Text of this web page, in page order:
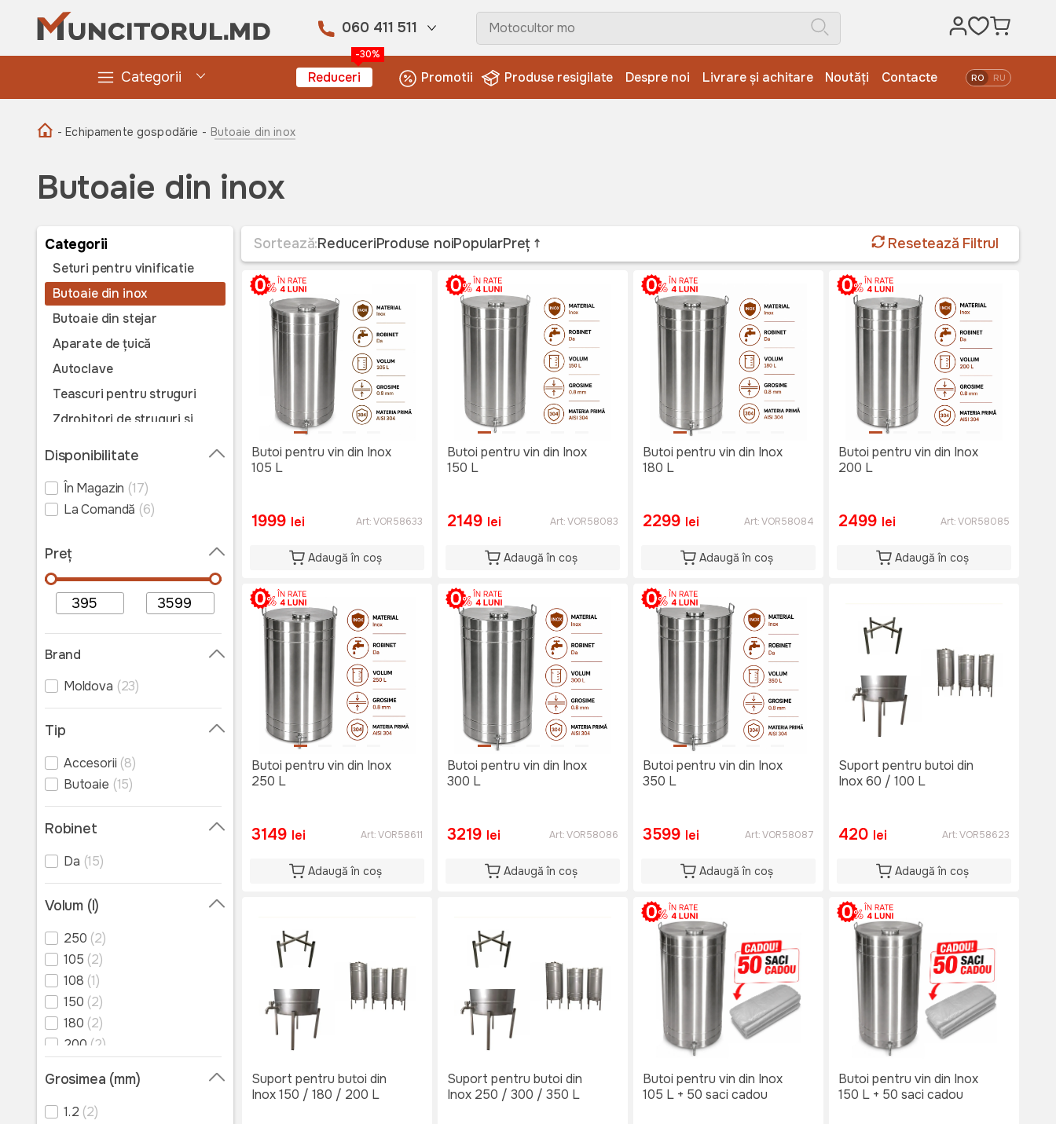
060 411 511
Categorii
-30%
Reduceri Promotii Produse resigilate Despre noi Livrare și achitare Noutăți Contacte RO RU
- Echipamente gospodărie - Butoaie din inox
Butoaie din inox
Categorii
Seturi pentru vinificatie
Butoaie din inox
Butoaie din stejar
Aparate de țuică
Autoclave
Teascuri pentru struguri
Zdrobitori de struguri si
Disponibilitate
În Magazin (17)
La Comandă (6)
Preț
Brand
Moldova (23)
Tip
Accesorii (8)
Butoaie (15)
Robinet
Da (15)
Volum (l)
250 (2)
105 (2)
108 (1)
150 (2)
180 (2)
200 (2)
350 (2)
Grosimea (mm)
1.2 (2)
Sortează:ReduceriProduse noiPopularPreț Resetează Filtrul
Butoi pentru vin din Inox
105 L
1999 lei Art:VOR58633
Adaugă în coș
Butoi pentru vin din Inox
150 L
2149 lei Art:VOR58083
Adaugă în coș
Butoi pentru vin din Inox
180 L
2299 lei Art:VOR58084
Adaugă în coș
Butoi pentru vin din Inox
200 L
2499 lei Art:VOR58085
Adaugă în coș
Butoi pentru vin din Inox
250 L
3149 lei Art:VOR58611
Adaugă în coș
Butoi pentru vin din Inox
300 L
3219 lei Art:VOR58086
Adaugă în coș
Butoi pentru vin din Inox
350 L
3599 lei Art:VOR58087
Adaugă în coș
Suport pentru butoi din
Inox 60 / 100 L
420 lei Art:VOR58623
Adaugă în coș
Suport pentru butoi din
Inox 150 / 180 / 200 L
Suport pentru butoi din
Inox 250 / 300 / 350 L
Butoi pentru vin din Inox
105 L + 50 saci cadou
Butoi pentru vin din Inox
150 L + 50 saci cadou